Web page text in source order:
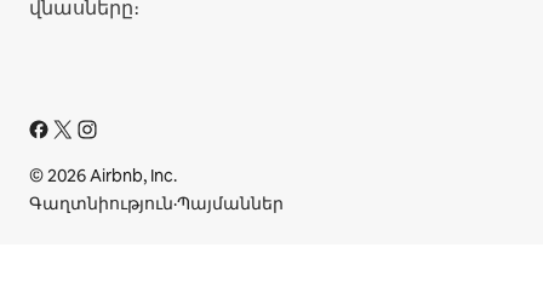
վնասները։
© 2026 Airbnb, Inc.
Գաղտնիություն·Պայմաններ